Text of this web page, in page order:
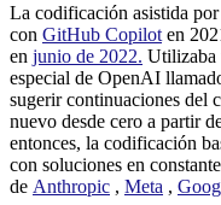
La codificación asistida
con GitHub Copilot en
en junio de 2022. Utilizaba
especial de OpenAI
sugerir continuaciones del
nuevo desde cero a partir
entonces, la codificación
con soluciones en
de Anthropic , Meta ,